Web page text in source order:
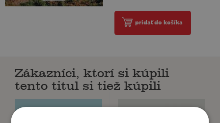
pridať do košíka
Zákazníci, ktorí si kúpili
tento titul si tiež kúpili